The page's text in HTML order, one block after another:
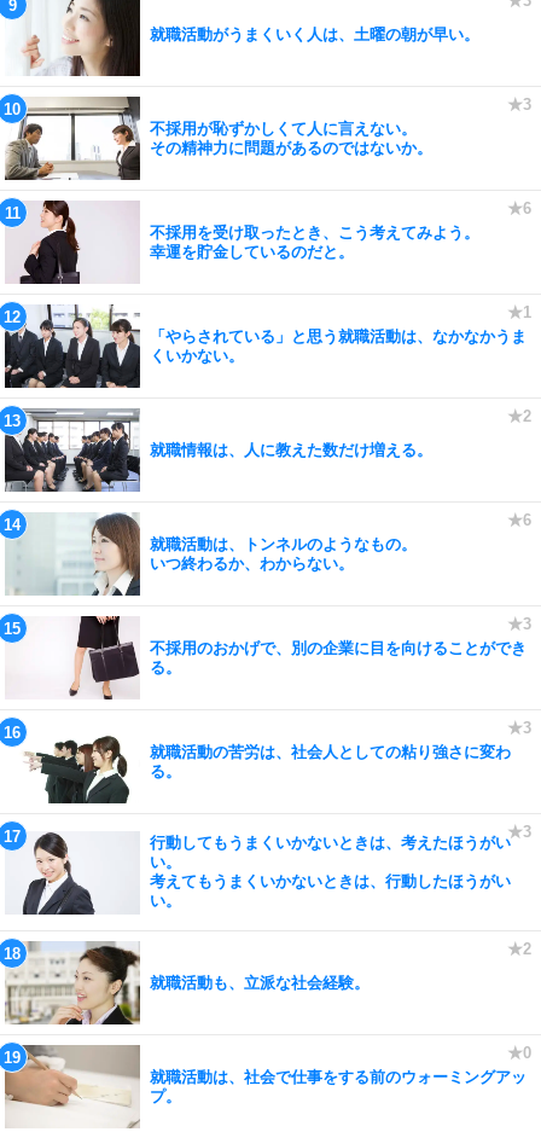
就職活動がうまくいく人は、土曜の朝が早い。
不採用が恥ずかしくて人に言えない。
その精神力に問題があるのではないか。
不採用を受け取ったとき、こう考えてみよう。
幸運を貯金しているのだと。
「やらされている」と思う就職活動は、なかなかうま
くいかない。
就職情報は、人に教えた数だけ増える。
就職活動は、トンネルのようなもの。
いつ終わるか、わからない。
不採用のおかげで、別の企業に目を向けることができ
る。
就職活動の苦労は、社会人としての粘り強さに変わ
る。
行動してもうまくいかないときは、考えたほうがい
い。
考えてもうまくいかないときは、行動したほうがい
い。
就職活動も、立派な社会経験。
就職活動は、社会で仕事をする前のウォーミングアッ
プ。